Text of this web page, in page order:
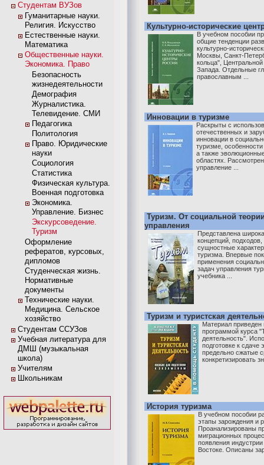
Студентам ВУЗов
Гуманитарные науки.
Религия. Искусство
Естественные науки.
Математика
Общественные науки.
Экономика. Право
Безопасность
жизнедеятельности
Демография
Журналистика.
Телевидение. СМИ
Педагогика
Политология
Право. Юридические
науки
Социология
Статистика
Физическая культура.
Военная подготовка
Экономика.
Управление. Бизнес
Экскурсоведение.
Туризм
Оформление
рефератов, курсовых,
дипломов
Студенческая жизнь.
Нормативные
документы
Технические науки.
Медицина. Сельское
хозяйство
Студентам ССУЗов
Учебная литература для
ДМШ (музыкальная
школа)
Учителям
Школьникам
Культурно-исторические
В учебном пособии
общие тенденции
культурно-
Москвы, Санкт-
кольца",
Запада. Отдельные
православным ...
Инновации в туризме
Раскрыты с
отечественных и
инновации в
туризме,
а также
областях.
управление ...
Туризм. От социальной
управления
Представлена
концепций,
сущностные
туризма. Впервые
применения
задач управления
учебника ...
Туризм и туристская
Материал приведен
программой курса
деятельность".
подготовке к сдаче
предельно сжатые
конкретизировать
История туризма
В учебном пособии
этапы зарождения и
Проанализированы
миграционных
появления
Востоке. Описаны